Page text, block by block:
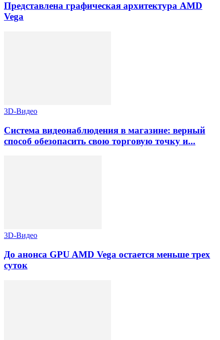
Представлена графическая архитектура AMD
Vega
3D-Видео
Система видеонаблюдения в магазине: верный
способ обезопасить свою торговую точку и...
3D-Видео
До анонса GPU AMD Vega остается меньше трех
суток